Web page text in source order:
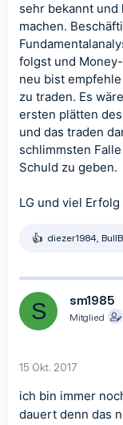
sehr bekannt und
machen.
folgst und
neu bist
zu traden. Es
ersten plätten
und das traden
schlimmsten
Schuld zu geben.
LG und viel Erfolg
R
k
t
o
n
diezer1984,
S sm1985
Mitglied
15 Okt. 2017
ich bin immer
dauert denn das